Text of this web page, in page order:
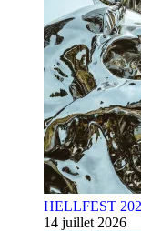
HELLFEST
14 juillet 2026